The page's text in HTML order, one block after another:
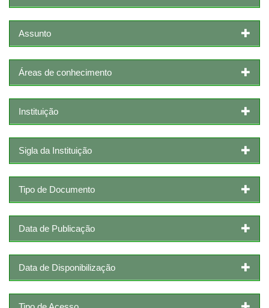
Assunto
Áreas de conhecimento
Instituição
Sigla da Instituição
Tipo de Documento
Data de Publicação
Data de Disponibilização